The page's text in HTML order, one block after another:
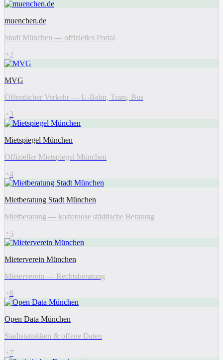
muenchen.de
Stadt München — offizielles Portal
2
MVG
Öffentlicher Verkehr — U-Bahn, Tram, Bus
3
Mietspiegel München
Offizieller Mietspiegel München
4
Mietberatung Stadt München
Mietberatung — kostenlose städtische Beratung
5
Mieterverein München
Mieterverein — Rechtsberatung
6
Open Data München
Stadtstatistiken & offene Daten
7